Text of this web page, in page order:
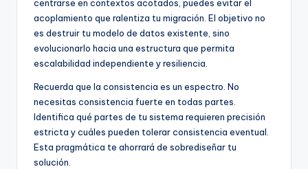
centrarse en contextos acotados, puedes evitar el
acoplamiento que ralentiza tu migración. El objetivo no
es destruir tu modelo de datos existente, sino
evolucionarlo hacia una estructura que permita
escalabilidad independiente y resiliencia.
Recuerda que la consistencia es un espectro. No
necesitas consistencia fuerte en todas partes.
Identifica qué partes de tu sistema requieren precisión
estricta y cuáles pueden tolerar consistencia eventual.
Esta pragmática te ahorrará de sobrediseñar tu
solución.